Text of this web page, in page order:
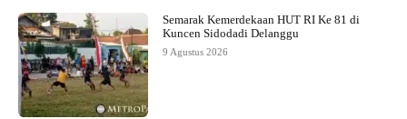
Semarak Kemerdekaan HUT RI Ke 81 di
Kuncen Sidodadi Delanggu
9 Agustus 2026